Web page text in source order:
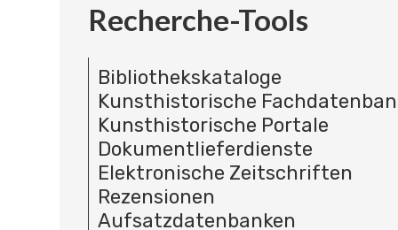
Recherche-Tools
Bibliothekskataloge
Kunsthistorische
Kunsthistorische Portale
Dokumentlieferdienste
Elektronische Zeitschriften
Rezensionen
Aufsatzdatenbanken